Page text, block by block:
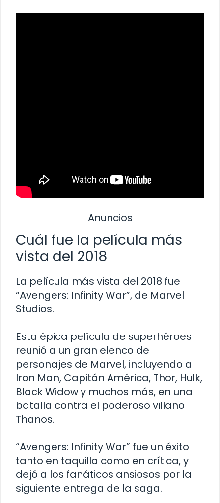
Anuncios
Cuál fue la película más
vista del 2018
La película más vista del 2018 fue
“Avengers: Infinity War”, de Marvel
Studios.
Esta épica película de superhéroes
reunió a un gran elenco de
personajes de Marvel, incluyendo a
Iron Man, Capitán América, Thor, Hulk,
Black Widow y muchos más, en una
batalla contra el poderoso villano
Thanos.
“Avengers: Infinity War” fue un éxito
tanto en taquilla como en crítica, y
dejó a los fanáticos ansiosos por la
siguiente entrega de la saga.